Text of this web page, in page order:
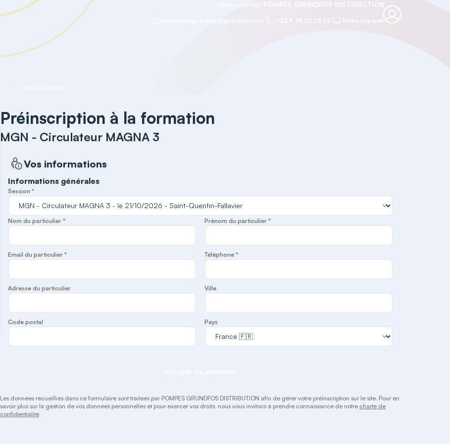
POMPES GRUNDFOS DISTRIBUTION
+33 4 74 82 15 15 Notre site web
Préinscription à la formation
MGN - Circulateur MAGNA 3
Vos informations
Informations générales
Session *
Nom du particulier * Prénom du particulier *
Email du particulier * Téléphone *
Adresse du particulier Ville
Code postal Pays
Les données recueillies dans ce formulaire sont traitées par POMPES GRUNDFOS DISTRIBUTION afin de gérer votre préinscription sur le site. Pour en
savoir plus sur la gestion de vos données personnelles et pour exercer vos droits, nous vous invitons à prendre connaissance de notre charte de
confidentialité